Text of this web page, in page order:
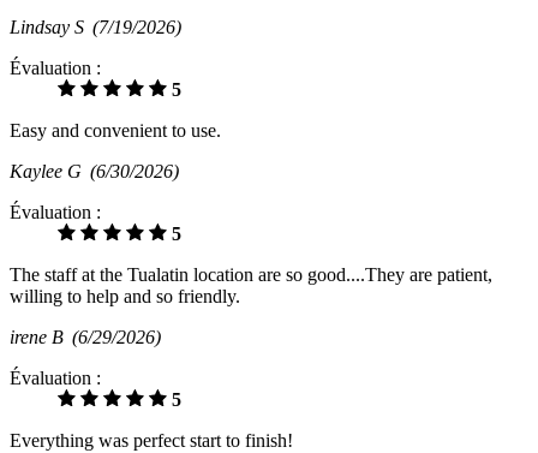
Lindsay S (7/19/2026)
Évaluation :
5
Easy and convenient to use.
Kaylee G (6/30/2026)
Évaluation :
5
The staff at the Tualatin location are so good....They are patient,
willing to help and so friendly.
irene B (6/29/2026)
Évaluation :
5
Everything was perfect start to finish!